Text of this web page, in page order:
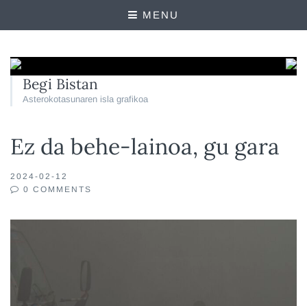
MENU
Begi Bistan
Asterokotasunaren isla grafikoa
Ez da behe-lainoa, gu gara
2024-02-12
0 COMMENTS